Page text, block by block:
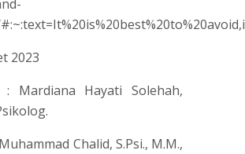
2023
: Mardiana Hayati Solehah,
Chalid, S.Psi., M.M.,